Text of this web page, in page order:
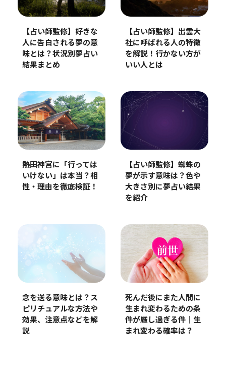
【占い師監修】好きな
人に告白される夢の意
味とは？状況別夢占い
結果まとめ
【占い師監修】出雲大
社に呼ばれる人の特徴
を解説！行かない方が
いい人とは
熱田神宮に「行っては
いけない」は本当？相
性・理由を徹底検証！
【占い師監修】蜘蛛の
夢が示す意味は？色や
大きさ別に夢占い結果
を紹介
念を送る意味とは？ス
ピリチュアルな方法や
効果、注意点などを解
説
死んだ後にまた人間に
生まれ変わるための条
件が厳し過ぎる件｜生
まれ変わる確率は？